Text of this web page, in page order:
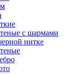
с шармами
нитке